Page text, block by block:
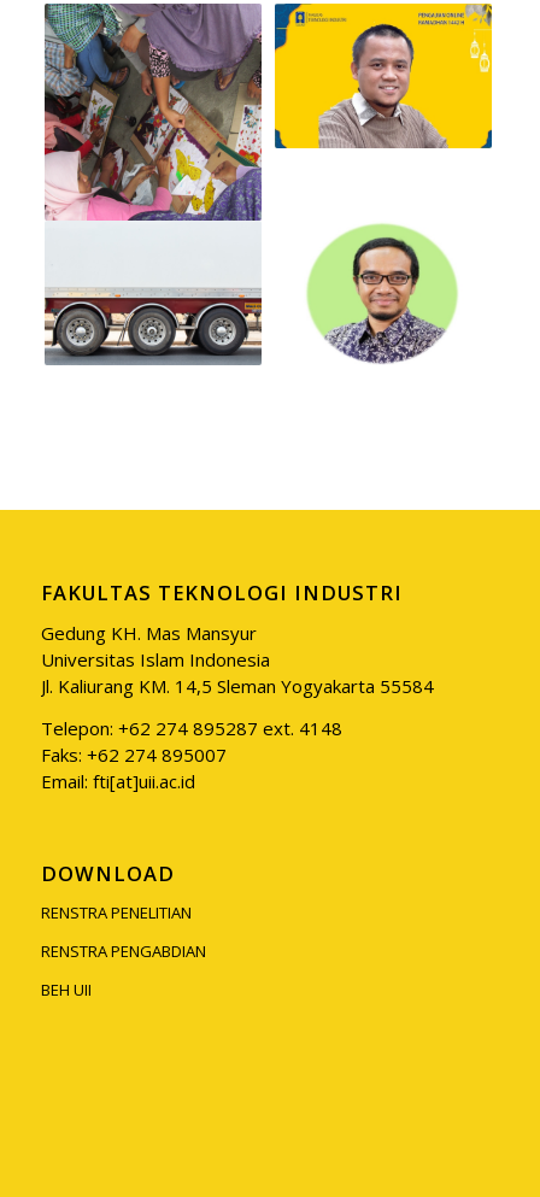
FAKULTAS TEKNOLOGI INDUSTRI
Gedung KH. Mas Mansyur
Universitas Islam Indonesia
Jl. Kaliurang KM. 14,5 Sleman Yogyakarta 55584
Telepon: +62 274 895287 ext. 4148
Faks: +62 274 895007
Email: fti[at]uii.ac.id
DOWNLOAD
RENSTRA PENELITIAN
RENSTRA PENGABDIAN
BEH UII